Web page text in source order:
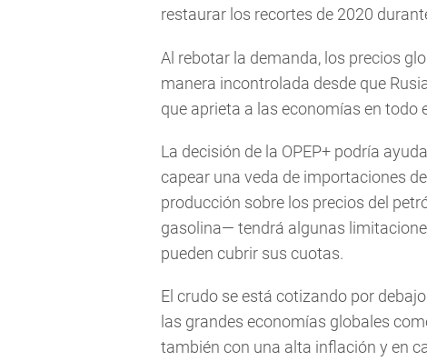
restaurar los recortes de 2020
Al rebotar la demanda, los precios
manera incontrolada desde que
que aprieta a las economías en todo
La decisión de la OPEP+ podría
capear una veda de importaciones
producción sobre los precios del
gasolina— tendrá algunas
pueden cubrir sus cuotas.
El crudo se está cotizando por
las grandes economías globales
también con una alta inflación y en